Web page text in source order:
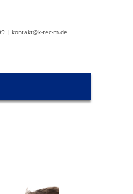
| kontakt@k-tec-m.de